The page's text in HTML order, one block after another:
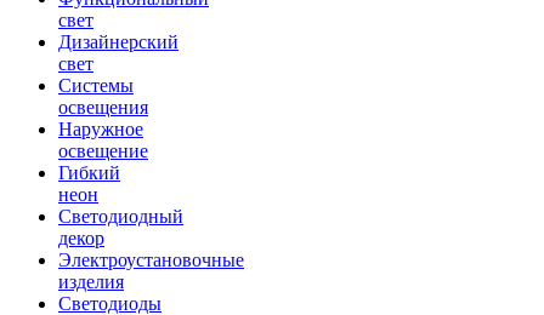
свет
Дизайнерский
свет
Системы
освещения
Наружное
освещение
Гибкий
неон
Светодиодный
декор
Электроустановочные
изделия
Светодиоды